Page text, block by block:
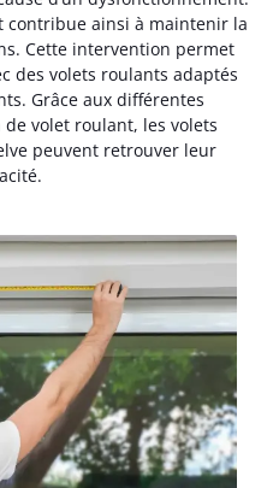
contribue ainsi à maintenir la
Cette intervention permet
des volets roulants adaptés
Grâce aux différentes
volet roulant, les volets
peuvent retrouver leur